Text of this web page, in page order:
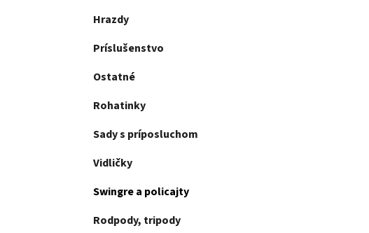
Hrazdy
Príslušenstvo
Ostatné
Rohatinky
Sady s príposluchom
Vidličky
Swingre a policajty
Rodpody, tripody